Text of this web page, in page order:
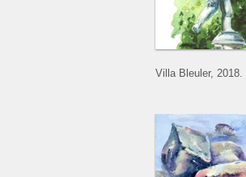
Villa Bleuler, 2018.